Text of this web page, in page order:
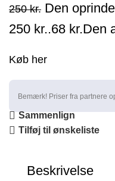
250kr. Den
250 kr..68 kr.Den
Køb her
Bemærk! Priser fra partnere
Sammenlign
Tilføj til ønskeliste
Beskrivelse